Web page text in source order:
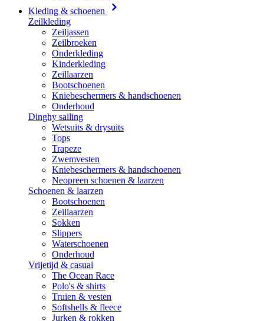
Kleding & schoenen
Zeilkleding
Zeiljassen
Zeilbroeken
Onderkleding
Kinderkleding
Zeillaarzen
Bootschoenen
Kniebeschermers & handschoenen
Onderhoud
Dinghy sailing
Wetsuits & drysuits
Tops
Trapeze
Zwemvesten
Kniebeschermers & handschoenen
Neopreen schoenen & laarzen
Schoenen & laarzen
Bootschoenen
Zeillaarzen
Sokken
Slippers
Waterschoenen
Onderhoud
Vrijetijd & casual
The Ocean Race
Polo's & shirts
Truien & vesten
Softshells & fleece
Jurken & rokken